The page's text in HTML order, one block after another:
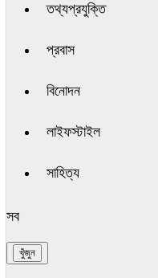
তথ্যপ্রযুক্তি
প্রবাস
বিনোদন
লাইফস্টাইল
সাহিত্য
সব